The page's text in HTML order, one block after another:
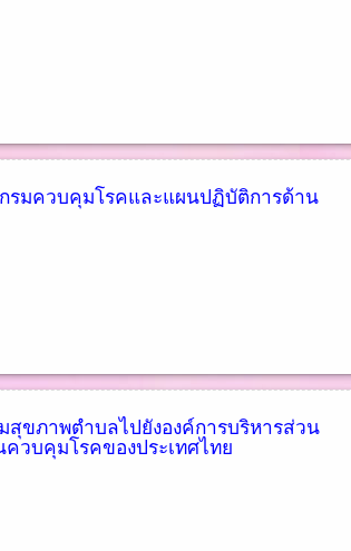
รมควบคุมโรคและแผนปฏิบัติการด้าน
สุขภาพตำบลไปยังองค์การบริหารส่วน
วบคุมโรคของประเทศไทย